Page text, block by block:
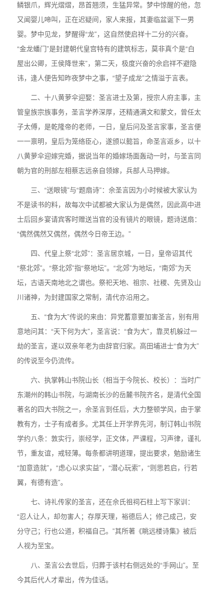
鳞银爪，辉光熠熠，昂首翘须，生猛异常。梦中惊醒的他，忽
又闻婴儿啼叫，正在迟疑间，家人来报，其妻临盆诞下一男
婴。梦中见龙，梦醒得“龙”，这自然使启祥十二分的兴奋。
“金龙蟠门”是封建朝代皇宫特有的建筑标志，莫非真个是“白
屋出公卿，王侯降世来”，第二天，极度兴奋的佘启祥不避隐
讳，逢人便告知昨夜梦中之事，“望子成龙”之情溢于言表。
二、十八黄萝伞迎娶：圣言进士及第，授宗人府主事，主
管皇族宗族事务，圣言学养深厚，还精通满文和蒙文，曾任太
子太傅，是乾隆帝的老师，一日，皇后问及圣言家事，圣言便
一一禀明，皇后为笼络臣心，遂颁以懿旨，命圣言返乡，以十
八黄萝伞迎嫁完婚，据说当年的婚嫁场面轰动一时，与圣言同
朝为官的刑部左相蔡志远亲自领嫁，兵部人马押嫁。
三、“送眼镜”与“题扇诗”：佘圣言因为小时候被大家认为
不是读书的料，故每次中试都被大家认为是偶然，因此高中进
士后回乡宴请宾客时赠送当官的没有镜片的眼镜，题诗送扇：
“偶然偶然又偶然，偶然今日帝王边。”
四、代皇上祭“北郊”：圣言居京城，一日，皇帝诏其代
“祭北郊”。“祭北郊”指“祭地坛”。“北郊”为地坛，“南郊”为天
坛，古语天南地北之谓也。祭祀天地、祖宗、社稷、先贤及山
川诸神，为封建国家之常制，清代亦沿用之。
五、“食为大”传说的来由：异党蓄意要加害圣言，别有用
意地问其：“天下何为大”，圣言说：“食为大”，靠灵机躲过一
劫的圣言，遂以双亲年老为由辞官归家。高田埔进士“食为大”
的传说至今仍流传。
六、执掌韩山书院山长（相当于今院长、校长）：当时广
东潮州的韩山书院，与湖南长沙的岳麓书院齐名，是清代全国
著名的四大书院之一，佘圣言到任后，大力整顿学风，由于掌
教有方，士子有成者多。尤其任上开学界先河，制订韩山书院
学约八条：敦实行，崇经学，正文体，严课程，习声律，谨礼
节，重友谊，戒轻薄。每条都讲明道理，提出要求，勉励诸生
“加意造就”，“虑心以求实益”，“潜心玩索”，“则思若启，行若
翼，有德有造”。
七、诗礼传家的圣言，还在佘氏祖祠石柱上写下家训：
“忍人让人，却勿害人；存厚天理，裕德后人；修己成己，安
分守己；行也公道，积福自己。”其所著《眺远楼诗集》被后
人视为至宝。
八、圣言公去世后，归葬于该村右侧远处的“手网山”。至
今其后代人才辈出，传为佳话。